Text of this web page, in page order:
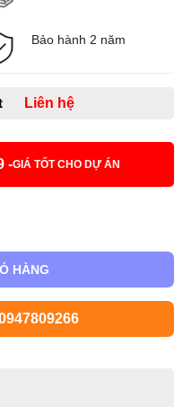
Bảo hành 2 năm
Liên hệ
-GIÁ TỐT CHO DỰ ÁN
HÀNG